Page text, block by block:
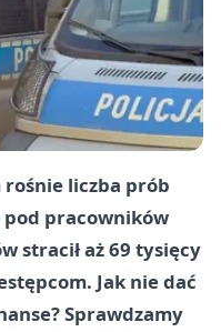
liczba prób
pod pracowników
stracił aż 69 tysięcy
Jak nie dać
Sprawdzamy